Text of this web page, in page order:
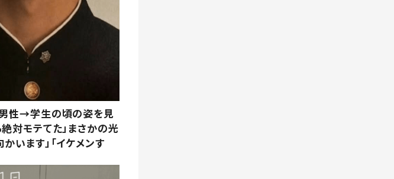
性→学生の頃の姿を見
対モテてた」まさかの光
います」「イケメンす